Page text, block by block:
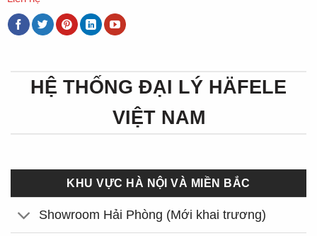
HỆ THỐNG ĐẠI LÝ HÄFELE
VIỆT NAM
KHU VỰC HÀ NỘI VÀ MIỀN BẮC
Showroom Hải Phòng (Mới khai trương)